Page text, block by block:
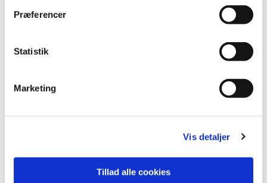
Præferencer
Statistik
Marketing
Vis detaljer
Tillad alle cookies